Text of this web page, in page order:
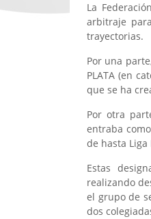
La
arbitraje
trayectorias.
Por una
PLATA (en
que se ha
Por otra
entraba
de hasta Liga
Estas
realizando
el grupo de
dos